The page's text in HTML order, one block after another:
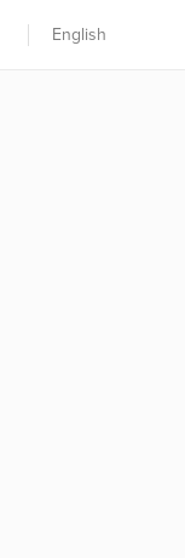
English